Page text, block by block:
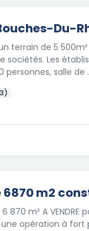
Du-
terrain de 5
Les
personnes, salle de
6870 m2
870 m² A
opération à